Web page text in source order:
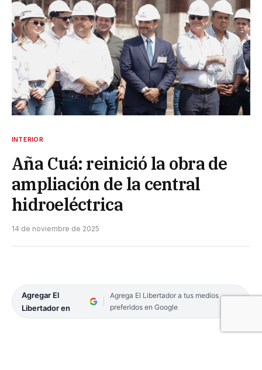
INTERIOR
Aña Cuá: reinició la obra de
ampliación de la central
hidroeléctrica
14 de noviembre de 2025
Agregar El
Libertador en
Agrega El Libertador a tus medios
preferidos en Google